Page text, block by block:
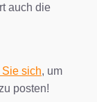
auch die
sich, um
posten!